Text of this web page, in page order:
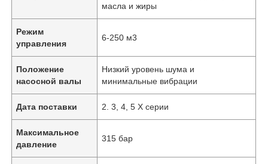
масла и жиры
Режим
управления
6-250 м3
Положение
насосной валы
Низкий уровень шума и
минимальные вибрации
Дата поставки 2. 3, 4, 5 X серии
Максимальное
давление
315 бар